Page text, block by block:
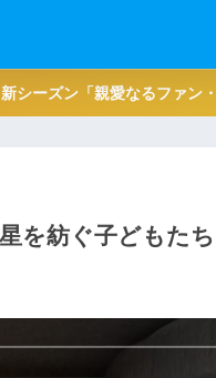
新シーズン「親愛なるファン
を紡ぐ子どもたち